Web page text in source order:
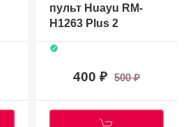
пульт Huayu RM-
H1263 Plus 2
400 500